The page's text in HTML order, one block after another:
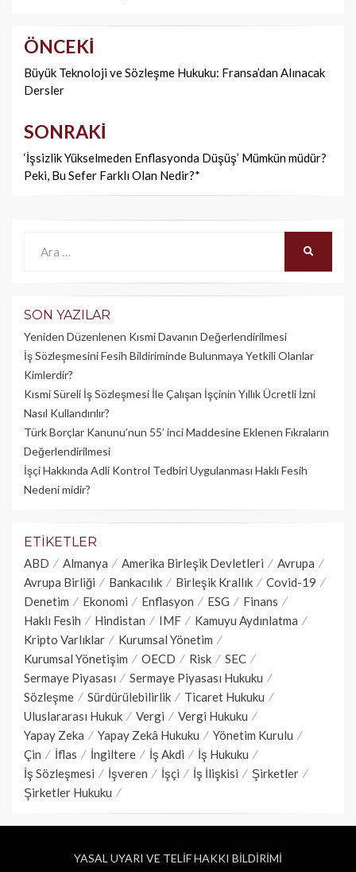
Yazı
dolaşımı
ÖNCEKI
Büyük Teknoloji ve Sözleşme Hukuku: Fransa’dan Alınacak
Dersler
SONRAKI
‘İşsizlik Yükselmeden Enflasyonda Düşüş’ Mümkün müdür?
Peki, Bu Sefer Farklı Olan Nedir?*
SON YAZILAR
Yeniden Düzenlenen Kısmi Davanın Değerlendirilmesi
İş Sözleşmesini Fesih Bildiriminde Bulunmaya Yetkili Olanlar
Kimlerdir?
Kısmi Süreli İş Sözleşmesi İle Çalışan İşçinin Yıllık Üc­retli İzni
Nasıl Kullandırılır?
Türk Borçlar Kanunu’nun 55’ inci Maddesine Eklenen Fıkraların
Değerlendirilmesi
İşçi Hakkında Adli Kontrol Tedbiri Uygulanması Haklı Fesih
Nedeni midir?
ETIKETLER
ABD Almanya Amerika Birleşik Devletleri
Avrupa
Avrupa Birliği
Bankacılık Birleşik Krallık
Covid-19
Denetim
Ekonomi Enflasyon ESG
Finans
Haklı Fesih
Hindistan IMF
Kamuyu Aydınlatma
Kripto Varlıklar
Kurumsal Yönetim
Kurumsal Yönetişim
OECD Risk
SEC
Sermaye Piyasası
Sermaye Piyasası Hukuku
Sözleşme
Sürdürülebilirlik
Ticaret Hukuku
Uluslararası Hukuk
Vergi
Vergi Hukuku
Yapay Zeka
Yapay Zekâ Hukuku
Yönetim Kurulu
Çin
İflas İngiltere İş Akdi
İş Hukuku
İş Sözleşmesi
İşveren İşçi İş İlişkisi
Şirketler
Şirketler Hukuku
YASAL UYARI VE TELİF HAKKI BİLDİRİMİ